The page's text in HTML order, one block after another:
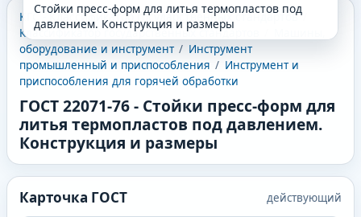
Стойки пресс-форм для литья термопластов под
давлением. Конструкция и размеры
КГС - Классификатор государственных стандартов
Классификатор государственных стандартов
оборудование и инструмент / Инструмент
промышленный и приспособления / Инструмент и
приспособления для горячей обработки
ГОСТ 22071-76- Стойки пресс-форм для
литья термопластов под давлением.
Конструкция и размеры
Карточка ГОСТ действующий